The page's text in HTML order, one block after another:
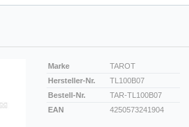
Marke
TAROT
Hersteller-Nr.
TL100B07
Bestell-Nr.
TAR-TL100B07
EAN
4250573241904